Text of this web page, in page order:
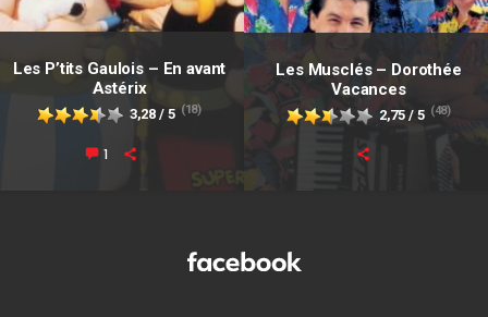
Les P’tits Gaulois – En avant
Astérix
3,28 / 5 (18)
1
Les Musclés – Dorothée
Vacances
2,75 / 5 (48)